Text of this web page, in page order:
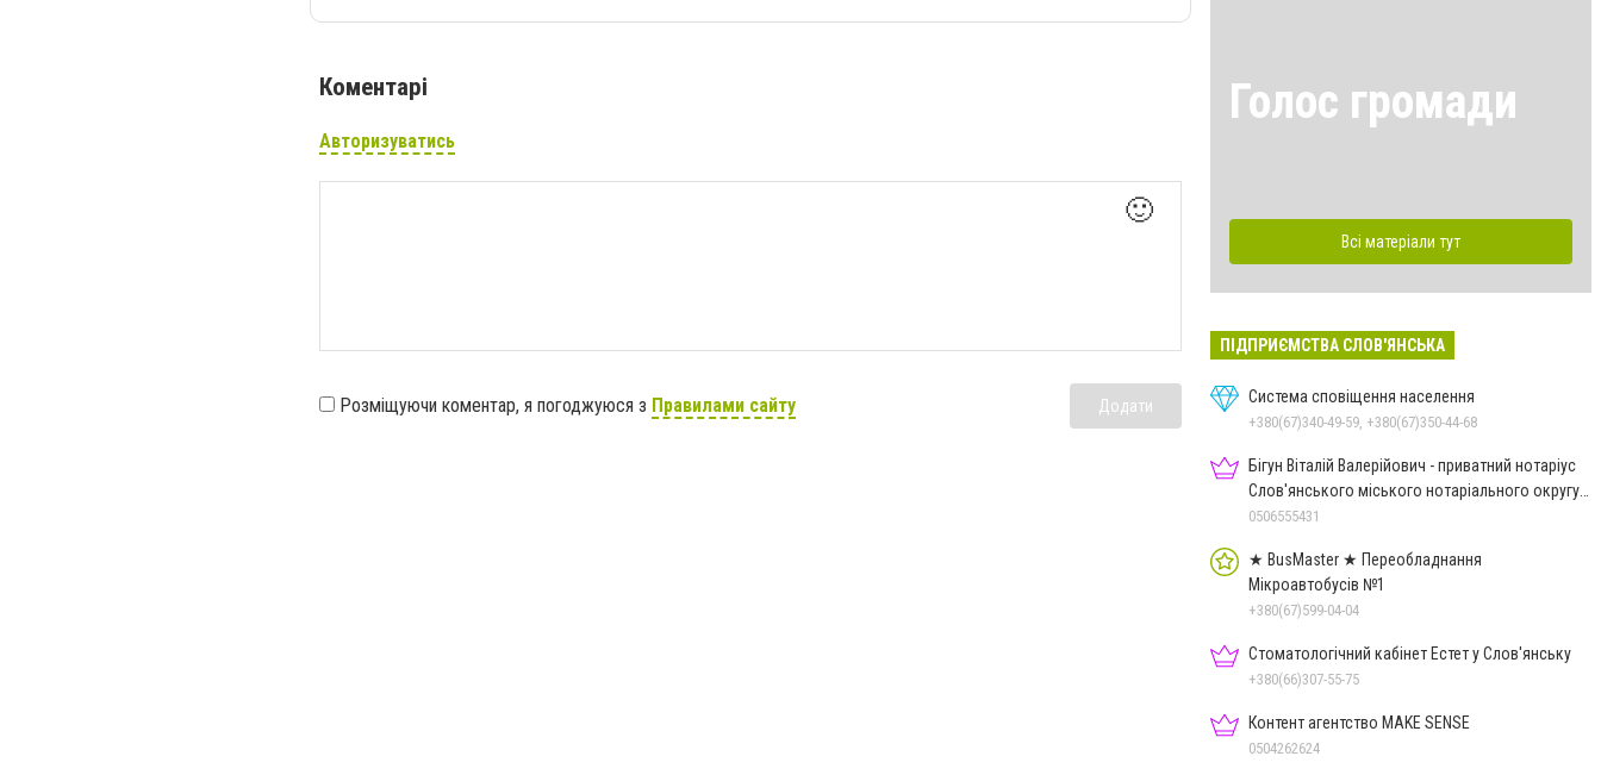
Коментарі
Авторизуватись
🙂
Розміщуючи коментар, я погоджуюся з Правилами сайту Додати
Голос громади
Всі матеріали тут
ПІДПРИЄМСТВА СЛОВ'ЯНСЬКА
Система сповіщення населення
+380(67)340-49-59, +380(67)350-44-68
Бігун Віталій Валерійович - приватний нотаріус
Слов'янського міського нотаріального округу
Дон.обл.
0506555431
★ BusMaster ★ Переобладнання
Мікроавтобусів №1
+380(67)599-04-04
Стоматологічний кабінет Естет у Слов'янську
+380(66)307-55-75
Контент агентство MAKE SENSE
0504262624